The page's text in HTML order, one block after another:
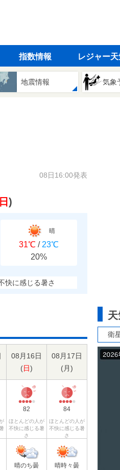
指数情報 レジャー天
地震情報 気象
08日16:00発表
日 )
晴
31℃ / 23℃
20%
快に感じる暑さ
08月16日
(日)
08月17日
(月)
82
ほとんどの人が
不快に感じる暑
さ
84
ほとんどの人が
不快に感じる暑
さ
晴のち曇 晴時々曇
衛